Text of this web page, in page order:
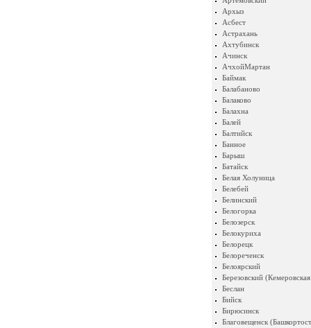
Архыз
Асбест
Астрахань
Ахтубинск
Ачинск
АчхойМартан
Баймак
Балабаново
Балаково
Балахна
Балей
Балтийск
Банное
Барыш
Батайск
Белая Холуница
Белебей
Белинский
Белогорка
Белозерск
Белокуриха
Белорецк
Белореченск
Белоярский
Березовский
Беслан
Бийск
Бирюсинск
Благовещенск